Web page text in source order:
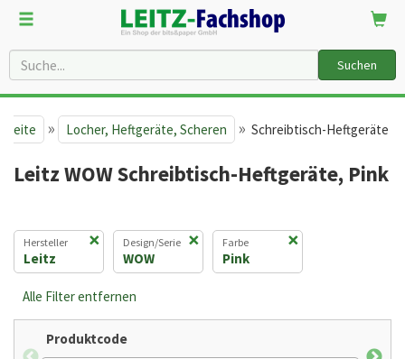
Suchen
» Locher, Heftgeräte, Scheren » Schreibtisch-Heftgeräte
Leitz WOW Schreibtisch-Heftgeräte, Pink
×
Hersteller
Leitz
×
Design/Serie
WOW
×
Farbe
Pink
Alle Filter entfernen
Produktcode